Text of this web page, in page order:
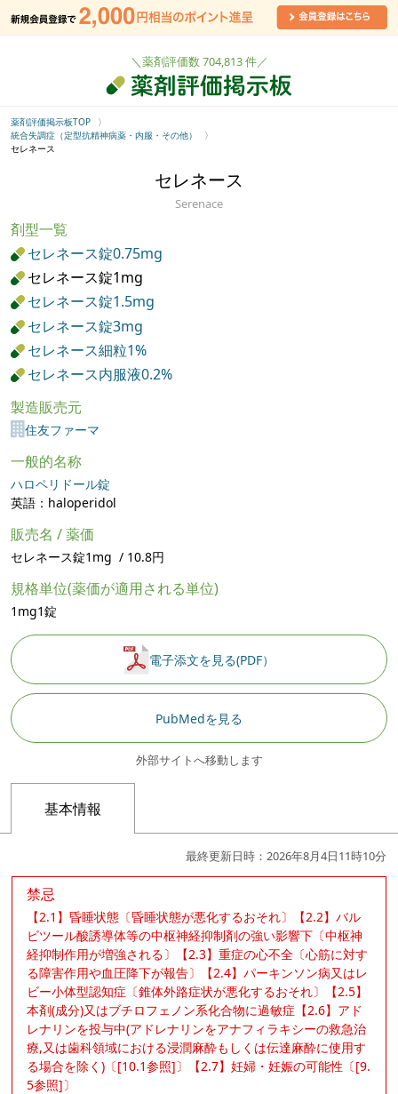
＼薬剤評価数 704,813 件／
薬剤評価掲示板TOP
統合失調症（定型抗精神病薬・内服・その他）
セレネース
セレネース
Serenace
剤型一覧
セレネース錠0.75mg
セレネース錠1mg
セレネース錠1.5mg
セレネース錠3mg
セレネース細粒1%
セレネース内服液0.2%
製造販売元
住友ファーマ
一般的名称
ハロペリドール錠
英語：haloperidol
販売名 / 薬価
セレネース錠1mg / 10.8円
規格単位(薬価が適用される単位)
1mg1錠
電子添文を見る(PDF）
PubMedを見る
外部サイトへ移動します
基本情報
最終更新日時：2026年8月4日11時10分
禁忌
【2.1】昏睡状態〔昏睡状態が悪化するおそれ〕【2.2】バル
ビツール酸誘導体等の中枢神経抑制剤の強い影響下〔中枢神
経抑制作用が増強される〕【2.3】重症の心不全〔心筋に対す
る障害作用や血圧降下が報告〕【2.4】パーキンソン病又はレ
ビー小体型認知症〔錐体外路症状が悪化するおそれ〕【2.5】
本剤(成分)又はブチロフェノン系化合物に過敏症【2.6】アド
レナリンを投与中(アドレナリンをアナフィラキシーの救急治
療,又は歯科領域における浸潤麻酔もしくは伝達麻酔に使用す
る場合を除く)〔[10.1参照]〕【2.7】妊婦・妊娠の可能性〔[9.
5参照]〕